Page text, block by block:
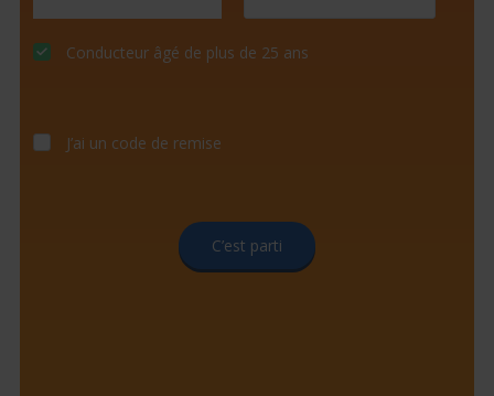
Conducteur âgé de plus de 25 ans
J’ai un code de remise
C’est parti